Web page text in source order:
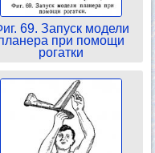
69. Запуск модели
при помощи
рогатки